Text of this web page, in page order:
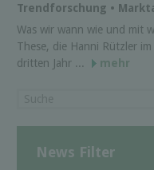
Trendforschung •
Was wir wann wie und mit
These, die Hanni Rützler
dritten Jahr ...
mehr
News Filter